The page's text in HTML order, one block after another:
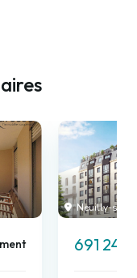
Neuilly-sur-
691 244